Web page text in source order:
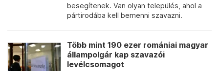
besegítenek. Van olyan település, ahol a
pártirodába kell bemenni szavazni.
Több mint 190 ezer romániai magyar
állampolgár kap szavazói
levélcsomagot